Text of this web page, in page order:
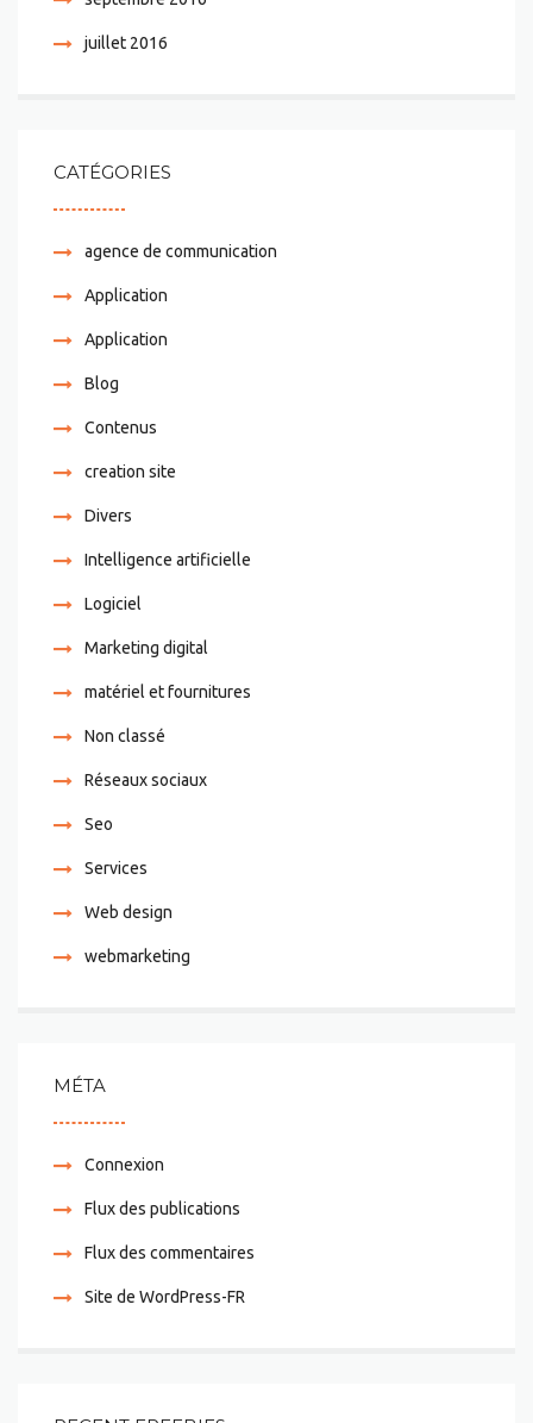
juillet 2016
CATÉGORIES
agence de communication
Application
Application
Blog
Contenus
creation site
Divers
Intelligence artificielle
Logiciel
Marketing digital
matériel et fournitures
Non classé
Réseaux sociaux
Seo
Services
Web design
webmarketing
MÉTA
Connexion
Flux des publications
Flux des commentaires
Site de WordPress-FR